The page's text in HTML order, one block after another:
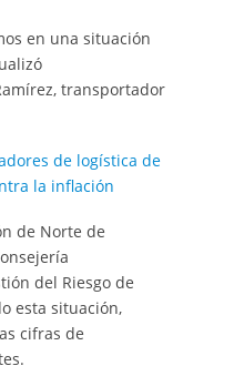
en una situación
transportador
de logística de
la inflación
de Norte de
del Riesgo de
esta situación,
cifras de